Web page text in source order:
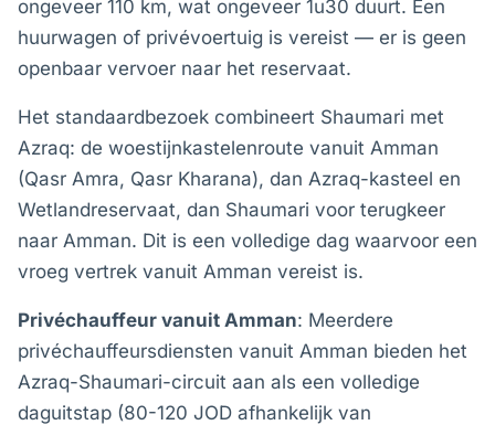
ongeveer 110 km, wat ongeveer 1u30 duurt. Een
huurwagen of privévoertuig is vereist — er is geen
openbaar vervoer naar het reservaat.
Het standaardbezoek combineert Shaumari met
Azraq: de woestijnkastelenroute vanuit Amman
(Qasr Amra, Qasr Kharana), dan Azraq-kasteel en
Wetlandreservaat, dan Shaumari voor terugkeer
naar Amman. Dit is een volledige dag waarvoor een
vroeg vertrek vanuit Amman vereist is.
Privéchauffeur vanuit Amman: Meerdere
privéchauffeursdiensten vanuit Amman bieden het
Azraq-Shaumari-circuit aan als een volledige
daguitstap (80-120 JOD afhankelijk van